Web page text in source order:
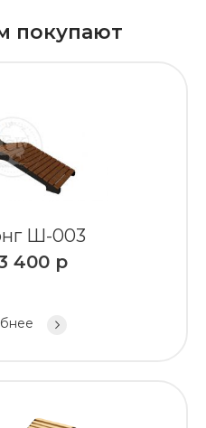
покупают
Ш-003
400 р